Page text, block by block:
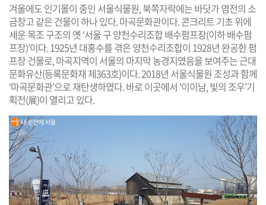
겨울에도 인기몰이 중인 서울식물원, 북쪽자락에는 바닷가 염전의 소
금창고 같은 건물이 하나 있다. 마곡문화관이다. 콘크리트 기초 위에
세운 목조 구조의 옛 ‘서울 구 양천수리조합 배수펌프장(이하 배수펌
프장)’이다. 1925년 대홍수를 겪은 양천수리조합이 1928년 완공한 펌
프장 건물로, 마곡지역이 서울의 마지막 농경지였음을 보여주는 근대
문화유산(등록문화재 제363호)이다. 2018년 서울식물원 조성과 함께
‘마곡문화관’으로 재탄생하였다. 바로 이곳에서 '이이남, 빛의 조우'기
획전(展)이 열리고 있다.